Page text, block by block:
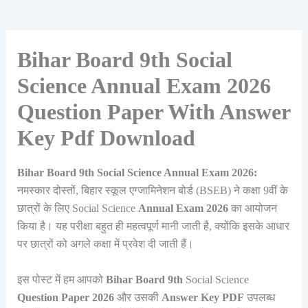
Bihar Board 9th Social
Science Annual Exam 2026
Question Paper With Answer
Key Pdf Download
Bihar Board 9th Social Science Annual Exam 2026:
नमस्कार दोस्तों, बिहार स्कूल एग्जामिनेशन बोर्ड (BSEB) ने कक्षा 9वीं के
छात्रों के लिए Social Science Annual Exam 2026का आयोजन
किया है। यह परीक्षा बहुत ही महत्वपूर्ण मानी जाती है, क्योंकि इसके आधार
पर छात्रों को अगले कक्षा में प्रवेश दी जाती हैं।
इस पोस्ट में हम आपको Bihar Board 9th Social Science
Question Paper 2026और उसकी Answer Key PDF उपलब्ध